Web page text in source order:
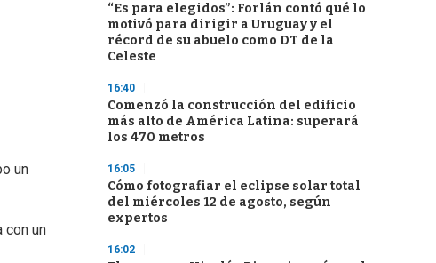
un
con un
“Es para elegidos”: Forlán contó qué lo
motivó para dirigir a Uruguay y el
récord de su abuelo como DT de la
Celeste
16:40
Comenzó la construcción del edificio
más alto de América Latina: superará
los 470 metros
16:05
Cómo fotografiar el eclipse solar total
del miércoles 12 de agosto, según
expertos
16:02